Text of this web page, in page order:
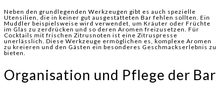
Neben den grundlegenden Werkzeugen gibt es auch spezielle
Utensilien, die in keiner gut ausgestatteten Bar fehlen sollten. Ein
Muddler beispielsweise wird verwendet, um Kräuter oder Früchte
im Glas zu zerdrücken und so deren Aromen freizusetzen. Für
Cocktails mit frischen Zitrusnoten ist eine Zitruspresse
unerlässlich. Diese Werkzeuge ermöglichen es, komplexe Aromen
zu kreieren und den Gästen ein besonderes Geschmackserlebnis zu
bieten.
Organisation und Pflege der Bar